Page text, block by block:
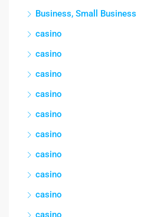
Business, Small Business
casino
casino
casino
casino
casino
casino
casino
casino
casino
casino